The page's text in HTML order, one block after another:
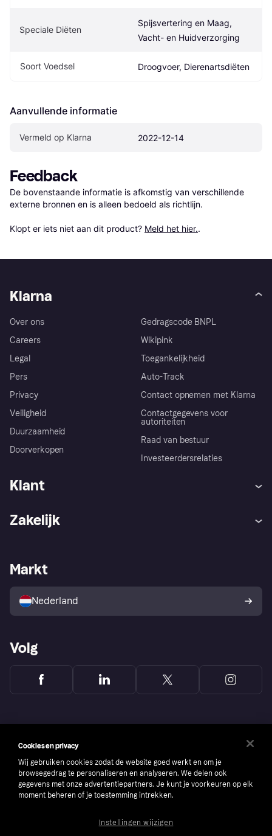
Speciale Diëten
Spijsvertering en Maag,
Vacht- en Huidverzorging
Soort Voedsel Droogvoer, Dierenartsdiëten
Aanvullende informatie
Vermeld op Klarna 2022-12-14
Feedback
De bovenstaande informatie is afkomstig van verschillende
externe bronnen en is alleen bedoeld als richtlijn.
Klopt er iets niet aan dit product? Meld het hier..
Klarna
Over ons
Careers
Legal
Pers
Privacy
Veiligheid
Duurzaamheid
Doorverkopen
Gedragscode BNPL
Wikipink
Toegankelijkheid
Auto-Track
Contact opnemen met Klarna
Contactgegevens voor
autoriteiten
Raad van bestuur
Investeerdersrelaties
Klant
Winkeloverzicht
Kopersbescherming voor
consumenten
Zakelijk
Zakelijke login
Markt
Nederland
Volg
Cookies en privacy
Wij gebruiken cookies zodat de website goed werkt en om je
browsegedrag te personaliseren en analyseren. We delen ook
gegevens met onze advertentiepartners. Je kunt je voorkeuren op elk
moment beheren of je toestemming intrekken.
Instellingen wijzigen